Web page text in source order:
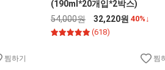
찜하기
(190ml*20개입*2박스)
54,000원
32,220원 40%↓
(618)
찜